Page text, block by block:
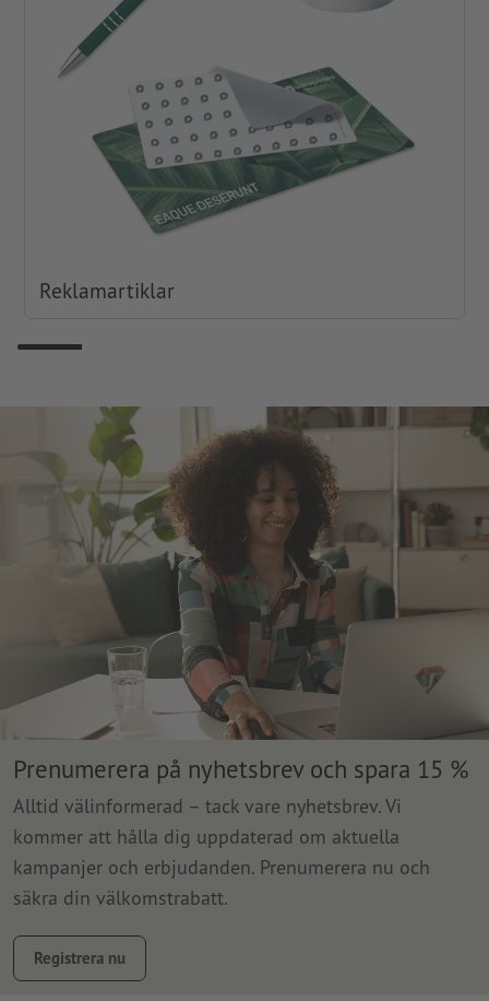
Reklamartiklar
Prenumerera på nyhetsbrev och spara 15 %
Alltid välinformerad – tack vare nyhetsbrev. Vi
kommer att hålla dig uppdaterad om aktuella
kampanjer och erbjudanden. Prenumerera nu och
säkra din välkomstrabatt.
Registrera nu